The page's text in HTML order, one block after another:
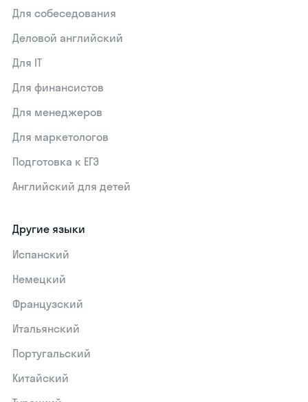
Для собеседования
Деловой английский
Для IT
Для финансистов
Для менеджеров
Для маркетологов
Подготовка к ЕГЭ
Английский для детей
Другие языки
Испанский
Немецкий
Французский
Итальянский
Португальский
Китайский